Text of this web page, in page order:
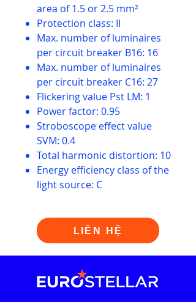
area of 1.5 or 2.5 mm²
Protection class: II
Max. number of luminaires
per circuit breaker B16: 16
Max. number of luminaires
per circuit breaker C16: 27
Flickering value Pst LM: 1
Power factor: 0.95
Stroboscope effect value
SVM: 0.4
Total harmonic distortion: 10
Energy efficiency class of the
light source: C
LIÊN HỆ